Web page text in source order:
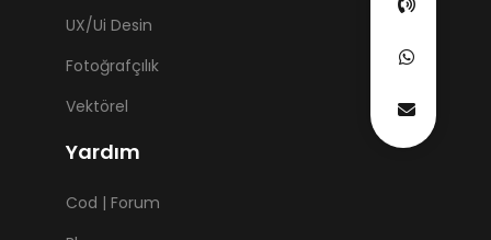
UX/Ui Desin
Fotoğrafçılık
Vektörel
Yardım
Cod | Forum